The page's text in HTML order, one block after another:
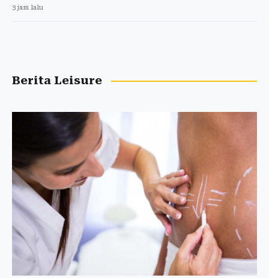
3 jam lalu
Berita Leisure